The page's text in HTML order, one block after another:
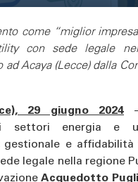
come “miglior
con sede legale
ad Acaya (Lecce) dalla
29 giugno 2024
settori energia e
gestionale e affidabilità
legale nella regione
Acquedotto